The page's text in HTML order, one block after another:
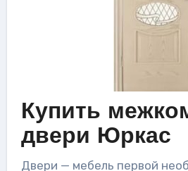
Купить
двери Юркас
Двери — мебель первой